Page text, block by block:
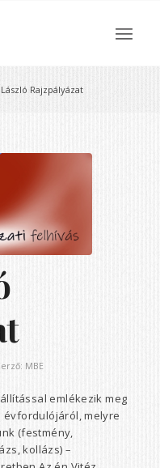
Rajzpályázat
MBE
emlékezik meg
évfordulójáról, melyre
(festmény,
kollázs) –